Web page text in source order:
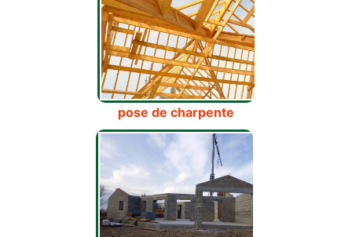
pose de charpente